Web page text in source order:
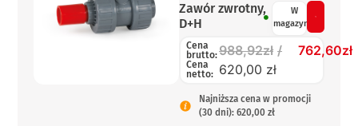
Zawór zwrotny,
D+H
W
magazynie
Cena
brutto:988,92zł 762,60zł
Cena
netto: 620,00 zł
Najniższa cena w promocji
(30 dni): 620,00 zł